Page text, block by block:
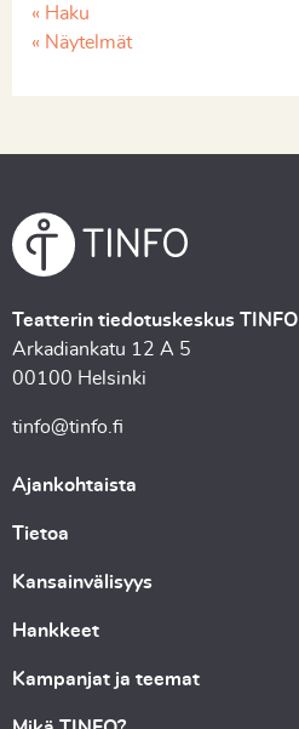
« Haku
« Näytelmät
Teatterin tiedotuskeskus TINFO
Arkadiankatu 12 A 5
00100 Helsinki
tinfo@tinfo.fi
Ajankohtaista
Tietoa
Kansainvälisyys
Hankkeet
Kampanjat ja teemat